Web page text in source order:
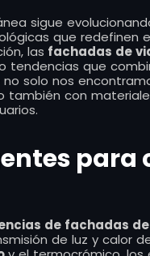
sigue
que redefinen
las fachadas de
tendencias que
solo nos
también con
para
de fachadas de
de luz y calor